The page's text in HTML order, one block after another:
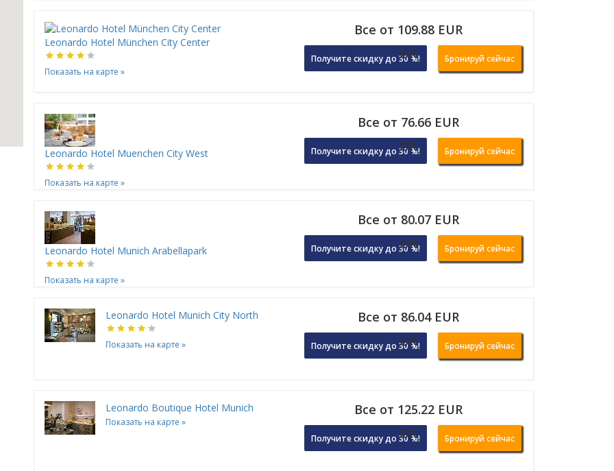
Leonardo Hotel München City Center
Показать на карте »
Все от 109.88 EUR
Получите скидку до 30 %!
OR Бронируй сейчас
Leonardo Hotel Muenchen City West
Показать на карте »
Все от 76.66 EUR
Получите скидку до 30 %!
OR Бронируй сейчас
Leonardo Hotel Munich Arabellapark
Показать на карте »
Все от 80.07 EUR
Получите скидку до 30 %!
OR Бронируй сейчас
Leonardo Hotel Munich City North
Показать на карте »
Все от 86.04 EUR
Получите скидку до 30 %!
OR Бронируй сейчас
Leonardo Boutique Hotel Munich
Показать на карте »
Все от 125.22 EUR
Получите скидку до 30 %!
OR Бронируй сейчас